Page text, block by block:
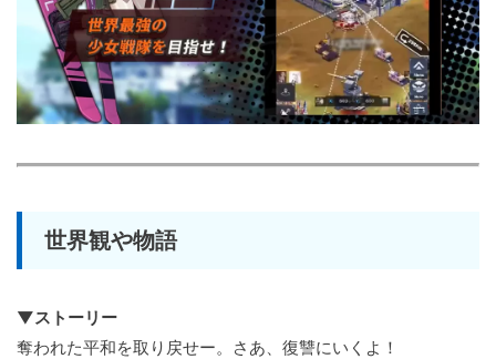
世界観や物語
▼ストーリー
奪われた平和を取り戻せー。さあ、復讐にいくよ！